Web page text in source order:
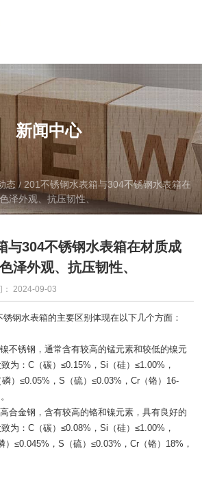
新闻中心
态 / 201不锈钢水表箱与304不锈钢水表箱在
泽外观、抗压韧性、
与304不锈钢水表箱在材质成
泽外观、抗压韧性、
： 2024-09-03
钢水表箱的主要区别体现在以下几个方面：
不锈钢，通常含有较高的锰元素和较低的镍元
为：C（碳）≤0.15%，Si（硅）≤1.00%，
）≤0.05%，S（硫）≤0.03%，Cr（铬）16-
合金钢，含有较高的铬和镍元素，具有良好的
为：C（碳）≤0.08%，Si（硅）≤1.00%，
）≤0.045%，S（硫）≤0.03%，Cr（铬）18%，